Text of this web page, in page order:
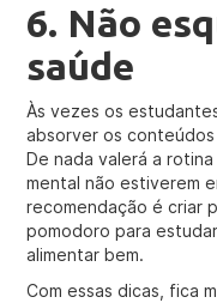
6. Não
saúde
Às vezes os
absorver os
De nada valerá a
mental não estiverem
recomendação é criar
pomodoro para
alimentar bem.
Com essas dicas, fica